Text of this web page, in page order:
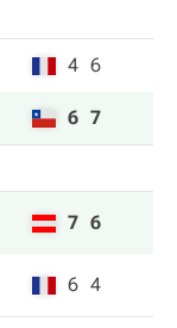
4 6
6 7
7 6
6 4